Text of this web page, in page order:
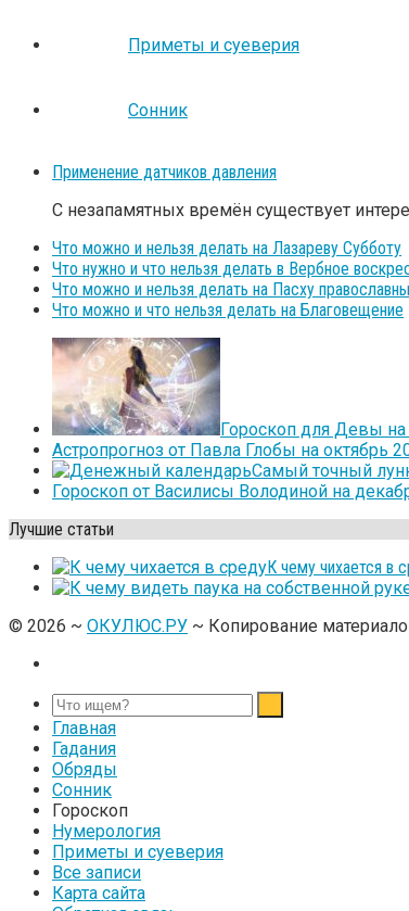
Приметы и суеверия
Сонник
Применение датчиков давления
С незапамятных времён существует
Что можно и нельзя делать на Лазареву Субботу
Что нужно и что нельзя делать в Вербное
Что можно и нельзя делать на Пасху
Что можно и что нельзя делать на Благовещение
Гороскоп для Девы на
Астропрогноз от Павла Глобы на октябрь
Самый точный
Гороскоп от Василисы Володиной на
Лучшие статьи
К чему чихается в
© 2026 ~ ОКУЛЮС.РУ ~ Копирование
Главная
Гадания
Обряды
Сонник
Гороскоп
Нумерология
Приметы и суеверия
Все записи
Карта сайта